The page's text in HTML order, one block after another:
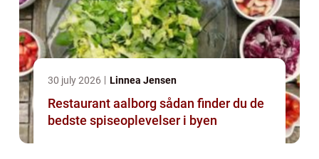
30 july 2026 Linnea Jensen
Restaurant aalborg sådan finder du de
bedste spiseoplevelser i byen